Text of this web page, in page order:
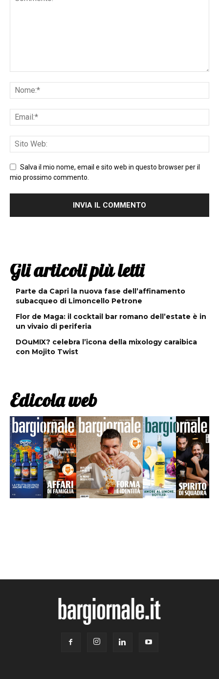
Salva il mio nome, email e sito web in questo browser per il
mio prossimo commento.
Gli articoli più letti
Parte da Capri la nuova fase dell’affinamento
subacqueo di Limoncello Petrone
Flor de Maga: il cocktail bar romano dell’estate è in
un vivaio di periferia
DOuMIX? celebra l’icona della mixology caraibica
con Mojito Twist
Edicola web